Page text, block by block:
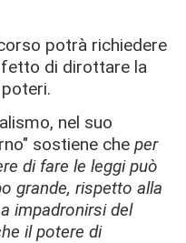
potrà richiedere
di dirottare la
nel suo
sostiene che per
di fare le leggi può
grande, rispetto alla
impadronirsi del
il potere di